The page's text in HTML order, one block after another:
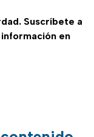
Suscríbete a
en